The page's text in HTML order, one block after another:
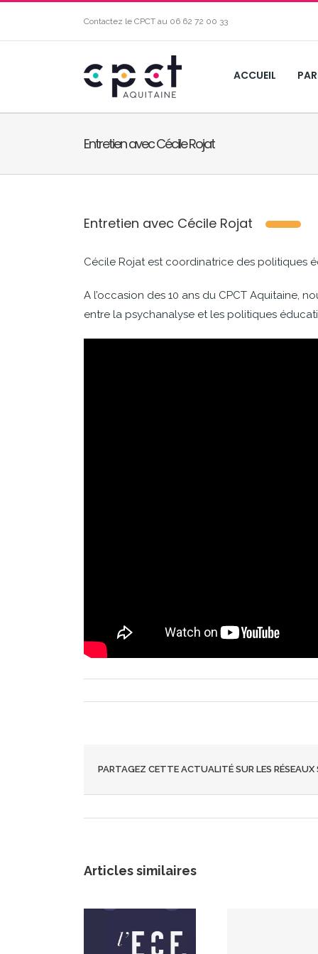
Contactez le CPCT au 06 62 72 00 33
ACCUEIL
Entretien avec Cécile Rojat
Entretien avec Cécile Rojat
Cécile Rojat est coordinatrice des politiques
A l’occasion des 10 ans du CPCT Aquitaine,
entre la psychanalyse et les politiques
PARTAGEZ CETTE ACTUALITÉ SUR LES RÉSEAUX
Articles similaires